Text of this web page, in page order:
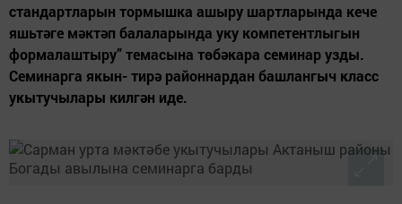
стандартларын тормышка ашыру шартларында кече
яшьтәге мәктәп балаларында уку компетентлыгын
формалаштыру” темасына төбәкара семинар узды.
Семинарга якын- тирә районнардан башлангыч класс
укытучылары килгән иде.